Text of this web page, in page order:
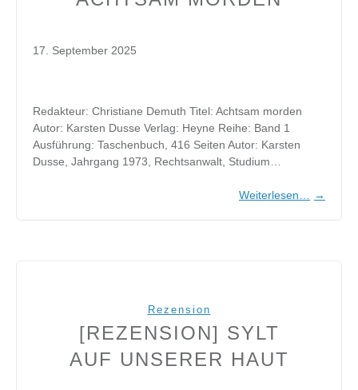
17. September 2025
Redakteur: Christiane Demuth Titel: Achtsam morden
Autor: Karsten Dusse Verlag: Heyne Reihe: Band 1
Ausführung: Taschenbuch, 416 Seiten Autor: Karsten
Dusse, Jahrgang 1973, Rechtsanwalt, Studium…
Weiterlesen… →
Rezension
[REZENSION] SYLT
AUF UNSERER HAUT